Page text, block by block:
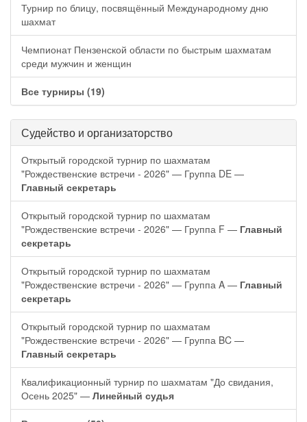
Турнир по блицу, посвящённый Международному дню
шахмат
Чемпионат Пензенской области по быстрым шахматам
среди мужчин и женщин
Все турниры (19)
Судейство и организаторство
Открытый городской турнир по шахматам
"Рождественские встречи - 2026" — Группа DE —
Главный секретарь
Открытый городской турнир по шахматам
"Рождественские встречи - 2026" — Группа F — Главный
секретарь
Открытый городской турнир по шахматам
"Рождественские встречи - 2026" — Группа A — Главный
секретарь
Открытый городской турнир по шахматам
"Рождественские встречи - 2026" — Группа BC —
Главный секретарь
Квалификационный турнир по шахматам "До свидания,
Осень 2025" — Линейный судья